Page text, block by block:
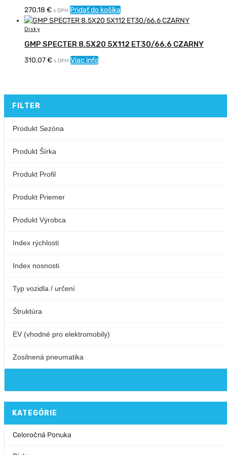
270,18 € s DPH Pridať do košíka
Disky
GMP SPECTER 8.5X20 5X112 ET30/66.6 CZARNY
310,07€ s DPH Viac info
FILTER
KATEGÓRIE
Celoročná Ponuka